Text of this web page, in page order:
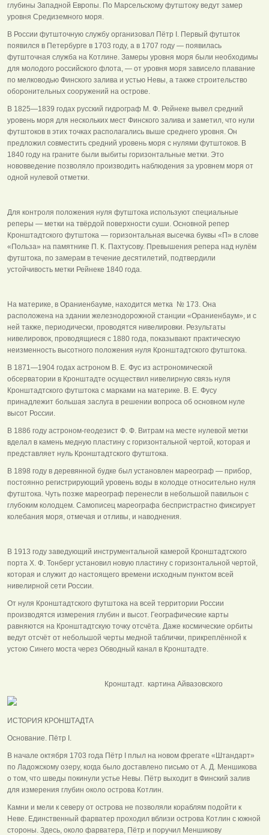
глубины Западной Европы. По Марсельскому футштоку ведут замер
уровня Средиземного моря.
В России футшточную службу организовал Пётр I. Первый футшток
появился в Петербурге в 1703 году, а в 1707 году — появилась
футшточная служба на Котлине. Замеры уровня моря были необходимы
для молодого российского флота, — от уровня моря зависело плавание
по мелководью Финского залива и устью Невы, а также строительство
оборонительных сооружений на острове.
В 1825—1839 годах русский гидрограф М. Ф. Рейнеке вывел средний
уровень моря для нескольких мест Финского залива и заметил, что нули
футштоков в этих точках располагались выше среднего уровня. Он
предложил совместить средний уровень моря с нулями футштоков. В
1840 году на граните были выбиты горизонтальные метки. Это
нововведение позволяло производить наблюдения за уровнем моря от
одной нулевой отметки.
Для контроля положения нуля футштока используют специальные
реперы — метки на твёрдой поверхности суши. Основной репер
Кронштадтского футштока — горизонтальная высечка буквы «П» в слове
«Польза» на памятнике П. К. Пахтусову. Превышения репера над нулём
футштока, по замерам в течение десятилетий, подтвердили
устойчивость метки Рейнеке 1840 года.
На материке, в Ораниенбауме, находится метка № 173. Она
расположена на здании железнодорожной станции «Ораниенбаум», и с
ней также, периодически, проводятся нивелировки. Результаты
нивелировок, проводящиеся с 1880 года, показывают практическую
неизменность высотного положения нуля Кронштадтского футштока.
В 1871—1904 годах астроном В. Е. Фус из астрономической
обсерватории в Кронштадте осуществил нивелирную связь нуля
Кронштадтского футштока с марками на материке. В. Е. Фусу
принадлежит большая заслуга в решении вопроса об основном нуле
высот России.
В 1886 году астроном-геодезист Ф. Ф. Витрам на месте нулевой метки
вделал в камень медную пластину с горизонтальной чертой, которая и
представляет нуль Кронштадтского футштока.
В 1898 году в деревянной будке был установлен мареограф — прибор,
постоянно регистрирующий уровень воды в колодце относительно нуля
футштока. Чуть позже мареограф перенесли в небольшой павильон с
глубоким колодцем. Самописец мареографа беспристрастно фиксирует
колебания моря, отмечая и отливы, и наводнения.
В 1913 году заведующий инструментальной камерой Кронштадтского
порта Х. Ф. Тонберг установил новую пластину с горизонтальной чертой,
которая и служит до настоящего времени исходным пунктом всей
нивелирной сети России.
От нуля Кронштадтского футштока на всей территории России
производятся измерения глубин и высот. Географические карты
равняются на Кронштадтскую точку отсчёта. Даже космические орбиты
ведут отсчёт от небольшой черты медной таблички, прикреплённой к
устою Синего моста через Обводный канал в Кронштадте.
Кронштадт. картина Айвазовского
ИСТОРИЯ КРОНШТАДТА
Основание. Пётр I.
В начале октября 1703 года Пётр I плыл на новом фрегате «Штандарт»
по Ладожскому озеру, когда было доставлено письмо от А. Д. Меншикова
о том, что шведы покинули устье Невы. Пётр выходит в Финский залив
для измерения глубин около острова Котлин.
Камни и мели к северу от острова не позволяли кораблям подойти к
Неве. Единственный фарватер проходил вблизи острова Котлин с южной
стороны. Здесь, около фарватера, Пётр и поручил Меншикову